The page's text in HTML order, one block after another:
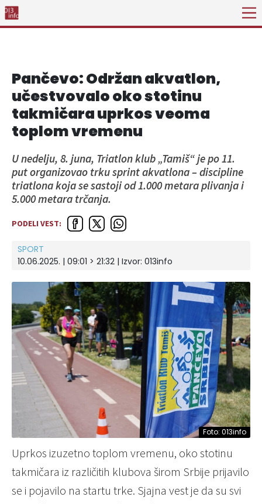
Pančevo: Održan akvatlon,
učestvovalo oko stotinu
takmičara uprkos veoma
toplom vremenu
U nedelju, 8. juna, Triatlon klub „Tamiš“ je po 11.
put organizovao trku sprint akvatlona – discipline
triatlona koja se sastoji od 1.000 metara plivanja i
5.000 metara trčanja.
PODELI VEST:
SPORT
10.06.2025. | 09:01 > 21:32 | Izvor: 013info
Foto: 013info
Uprkos izuzetno toplom vremenu, oko stotinu
takmičara iz različitih klubova širom Srbije prijavilo
se i pojavilo na startu trke. Sjajna vest je da su svi